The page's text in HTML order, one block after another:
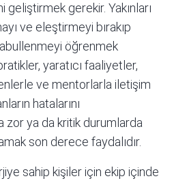
gerekir. Yakınları
ve eleştirmeyi bırakıp
öğrenmek
yaratıcı faaliyetler,
ve mentorlarla iletişim
hatalarını
zor ya da kritik durumlarda
son derece faydalıdır.
sahip kişiler için ekip içinde